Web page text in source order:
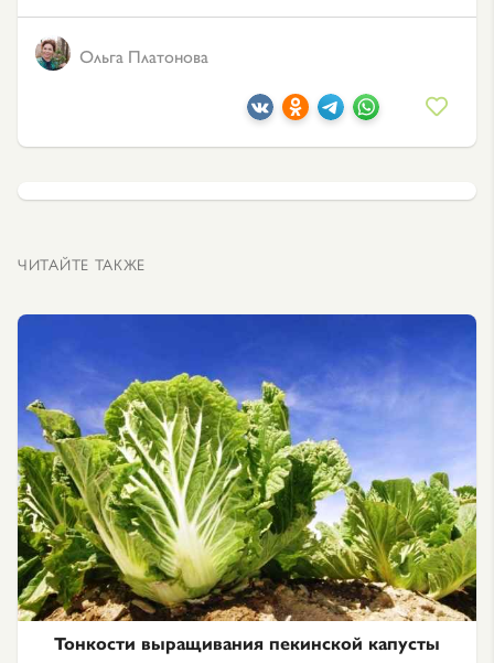
Ольга Платонова
ЧИТАЙТЕ ТАКЖЕ
Тонкости выращивания пекинской капусты